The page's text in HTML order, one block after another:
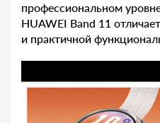
профессиональном
HUAWEI Band 11
и практичной